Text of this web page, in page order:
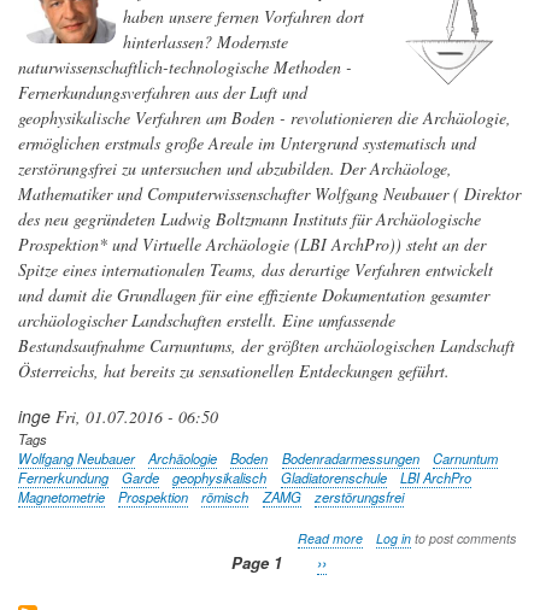
Landschaftsveränderung
Österreich
haben unsere fernen Vorfahren dort
hinterlassen? Modernste
naturwissenschaftlich-technologische Methoden -
Fernerkundungsverfahren aus der Luft und
geophysikalische Verfahren am Boden - revolutionieren die Archäologie,
ermöglichen erstmals große Areale im Untergrund systematisch und
zerstörungsfrei zu untersuchen und abzubilden. Der Archäologe,
Mathematiker und Computerwissenschafter Wolfgang Neubauer ( Direktor
des neu gegründeten Ludwig Boltzmann Instituts für Archäologische
Prospektion* und Virtuelle Archäologie (LBI ArchPro)) steht an der
Spitze eines internationalen Teams, das derartige Verfahren entwickelt
und damit die Grundlagen für eine effiziente Dokumentation gesamter
archäologischer Landschaften erstellt. Eine umfassende
Bestandsaufnahme Carnuntums, der größten archäologischen Landschaft
Österreichs, hat bereits zu sensationellen Entdeckungen geführt.
inge Fri, 01.07.2016 - 06:50
Tags
Wolfgang Neubauer
Archäologie Boden Bodenradarmessungen
Carnuntum
Fernerkundung
Garde geophysikalisch Gladiatorenschule
LBI ArchPro
Magnetometrie
Prospektion römisch ZAMG zerstörungsfrei
Read moreabout
Die
Log into post comments
Page 1
Next
››